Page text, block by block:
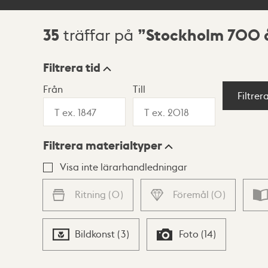
Sökresultat
35 träffar på Stockholm 700
Visningsläge
Lista Karta
Filtrera tid
Från Till
Filtrera materialtyper
Visa inte lärarhandledningar
Ritning (0) Föremål (0)
Bildkonst (3) Foto (14)